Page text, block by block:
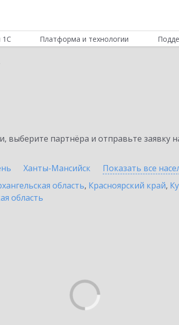
1С Платформа и технологии
партнёра и отправьте заявку
Ханты-Мансийск Показать все
область, Красноярский край,
область